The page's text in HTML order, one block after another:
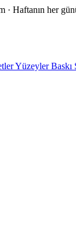
· Haftanın her
YüzeylerBaskı